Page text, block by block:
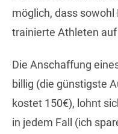
möglich, dass
trainierte Athleten
Die Anschaffung
billig (die günstigste
kostet 150€), lohnt
in jedem Fall (ich